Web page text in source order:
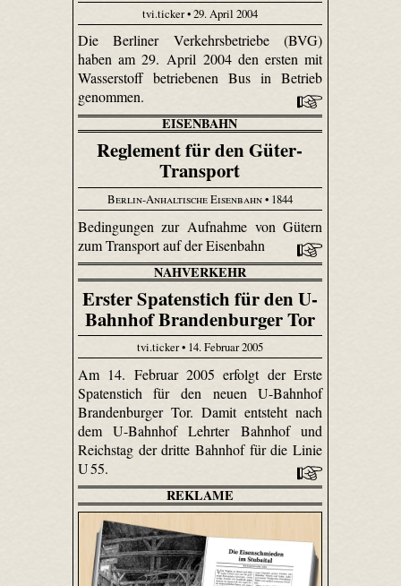
tvi.ticker • 29. April 2004
Die Berliner Verkehrsbetriebe (BVG)
haben am 29. April 2004 den ersten mit
Wasserstoff betriebenen Bus in Betrieb
genommen.
EISENBAHN
Reglement für den Güter-
Transport
Berlin-Anhaltische Eisenbahn• 1844
Bedingungen zur Aufnahme von Gütern
zum Transport auf der Eisenbahn
NAHVERKEHR
Erster Spatenstich für den U-
Bahnhof Brandenburger Tor
tvi.ticker • 14. Februar 2005
Am 14. Februar 2005 erfolgt der Erste
Spatenstich für den neuen U-Bahnhof
Brandenburger Tor. Damit entsteht nach
dem U-Bahnhof Lehrter Bahnhof und
Reichstag der dritte Bahnhof für die Linie
U 55.
REKLAME